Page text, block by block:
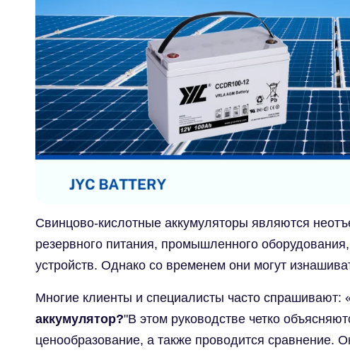
Свинцово-кислотные аккумуляторы являются
резервного питания, промышленного
устройств. Однако со временем они могут
Многие клиенты и специалисты часто спрашивают:
аккумулятор?"В этом руководстве четко
ценообразование, а также проводится сравнение.